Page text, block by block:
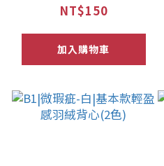
NT$150
加入購物車